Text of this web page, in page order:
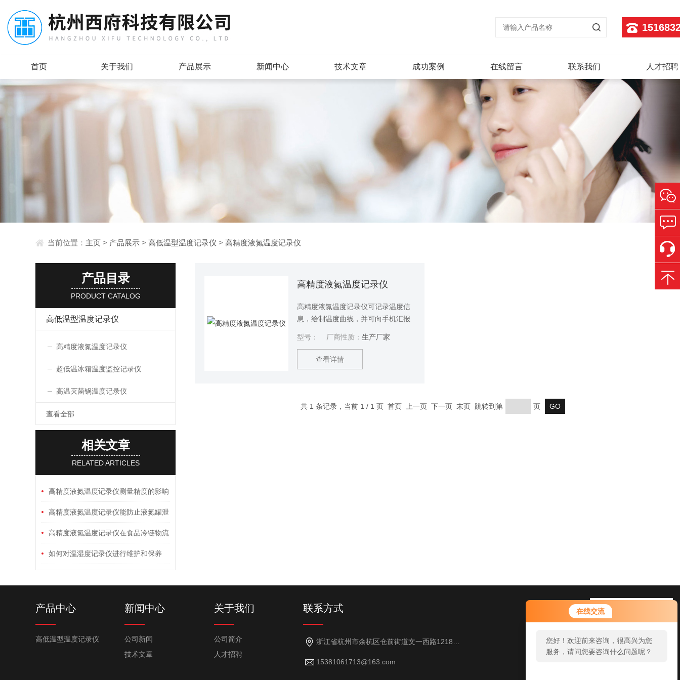
在线交流
您好！欢迎前来咨询，很高兴为您
服务，请问您要咨询什么问题呢？
首页 关于我们 产品展示 新闻中心 技术文章 成功案例 在线留言 联系我们 人才招聘
当前位置： 主页 > 产品展示 > 高低温型温度记录仪 > 高精度液氮温度记录仪
产品目录
PRODUCT CATALOG
高低温型温度记录仪
高精度液氮温度记录仪
超低温冰箱温度监控记录仪
高温灭菌锅温度记录仪
查看全部
相关文章
RELATED ARTICLES
高精度液氮温度记录仪测量精度的影响
因素高精度液氮温度记录仪能防止液氮罐泄
漏吗高精度液氮温度记录仪在食品冷链物流
中的质量控制应用
如何对温湿度记录仪进行维护和保养
高精度液氮温度记录仪
高精度液氮温度记录仪可记录温度信
息，绘制温度曲线，并可向手机汇报
双向信息传输，用户也可通过手机
APP或关注公司公众号实时了解当前
冰箱或液氮灌的温度信息，珍贵样品
型号： 厂商性质： 生产厂家
查看详情
共 1 条记录，当前 1 / 1 页 首页 上一页 下一页 末页 跳转到第 页
产品中心
高低温型温度记录仪
新闻中心
公司新闻
技术文章
关于我们
公司简介
人才招聘
联系方式
浙江省杭州市余杭区仓前街道文一西路1218号7幢101室（101室-18）
15381061713@163.com